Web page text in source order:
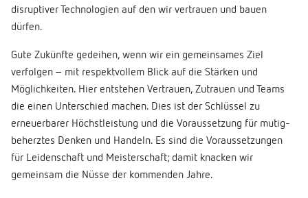
disruptiver Technologien auf den wir vertrauen und bauen
dürfen.
Gute Zukünfte gedeihen, wenn wir ein gemeinsames Ziel
verfolgen – mit respektvollem Blick auf die Stärken und
Möglichkeiten. Hier entstehen Vertrauen, Zutrauen und Teams
die einen Unterschied machen. Dies ist der Schlüssel zu
erneuerbarer Höchstleistung und die Voraussetzung für mutig-
beherztes Denken und Handeln. Es sind die Voraussetzungen
für Leidenschaft und Meisterschaft; damit knacken wir
gemeinsam die Nüsse der kommenden Jahre.